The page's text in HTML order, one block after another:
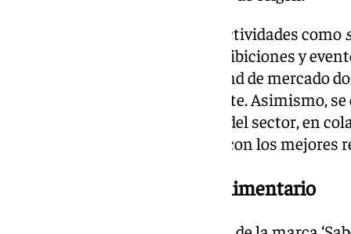
La feria también contará con actividades como
culinarias en vivo), talleres, exhibiciones y
comercio, se habilitará un estand de mercado
comprar productos directamente. Asimismo,
comerciales con profesionales del sector, en
conectar los productos locales con los
Un impulso al sector agroalimentario